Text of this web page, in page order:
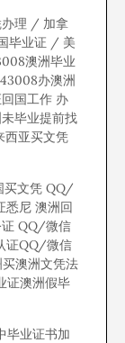
办理 / 加拿
毕业证 / 美
澳洲毕业
办澳洲
国工作 办
毕业提前找
西亚买文凭
买文凭 QQ/
悉尼 澳洲回
证 QQ/微信
证QQ/微信
澳洲文凭法
证澳洲假毕
毕业证书加